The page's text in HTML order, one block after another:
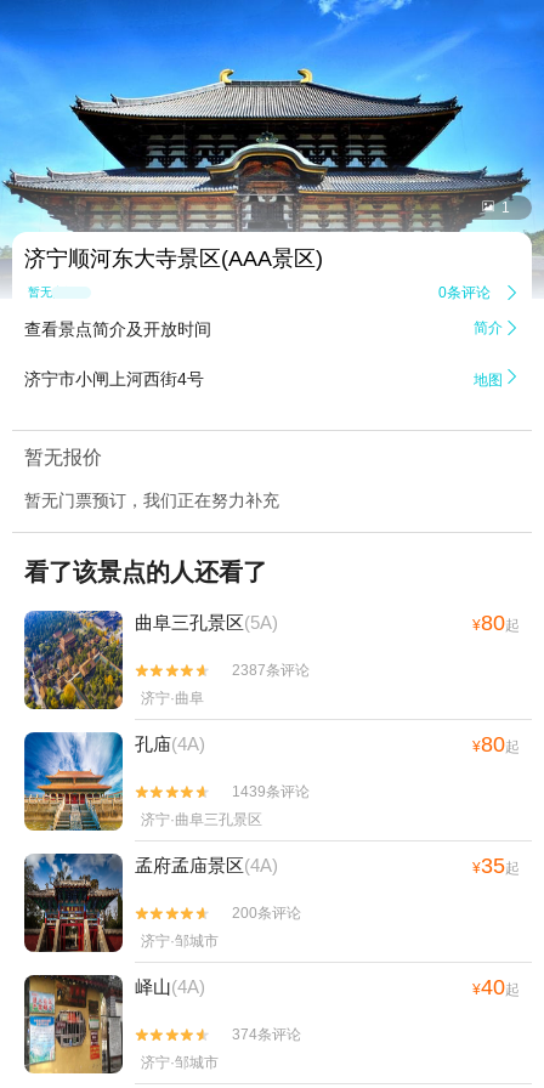
 1
济宁顺河东大寺景区(AAA景区)
暂无点评 0条评论 
查看景点简介及开放时间 简介 
济宁市小闸上河西街4号 地图 
暂无报价
暂无门票预订，我们正在努力补充
看了该景点的人还看了
曲阜三孔景区(5A) ¥80起


2387条评论
济宁·曲阜
孔庙(4A) ¥80起


1439条评论
济宁·曲阜三孔景区
孟府孟庙景区(4A) ¥35起


200条评论
济宁·邹城市
峄山(4A) ¥40起


374条评论
济宁·邹城市